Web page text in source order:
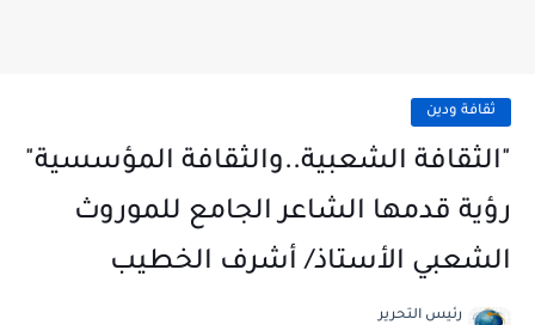
ثقافة ودين
"الثقافة الشعبية..والثقافة المؤسسية"
رؤية قدمها الشاعر الجامع للموروث
الشعبي الأستاذ/ أشرف الخطيب
رئيس التحرير